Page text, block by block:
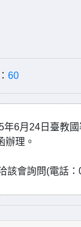
60
6月24日臺教
辦理。
會詢問(電話：